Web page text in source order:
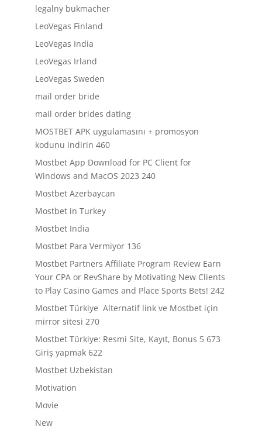
legalny bukmacher
LeoVegas Finland
LeoVegas India
LeoVegas Irland
LeoVegas Sweden
mail order bride
mail order brides dating
MOSTBET APK uygulamasını + promosyon
kodunu indirin 460
Mostbet App Download for PC Client for
Windows and MacOS 2023 240
Mostbet Azerbaycan
Mostbet in Turkey
Mostbet India
Mostbet Para Vermiyor 136
Mostbet Partners Affiliate Program Review Earn
Your CPA or RevShare by Motivating New Clients
to Play Casino Games and Place Sports Bets! 242
Mostbet Türkiye ️ Alternatif link ve Mostbet için
mirror sitesi 270
Mostbet Türkiye: Resmi Site, Kayıt, Bonus 5 673
Giriş yapmak 622
Mostbet Uzbekistan
Motivation
Movie
New